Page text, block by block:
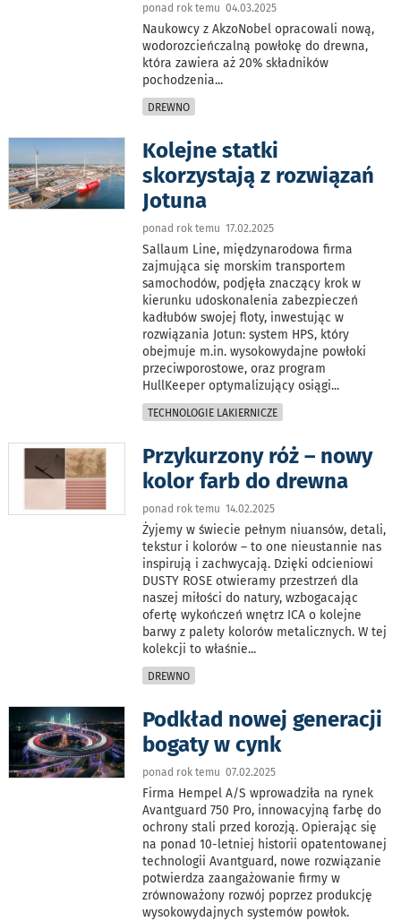
ponad rok temu 04.03.2025
Naukowcy z AkzoNobel opracowali nową,
wodorozcieńczalną powłokę do drewna,
która zawiera aż 20% składników
pochodzenia...
DREWNO
Kolejne statki
skorzystają z rozwiązań
Jotuna
ponad rok temu 17.02.2025
Sallaum Line, międzynarodowa firma
zajmująca się morskim transportem
samochodów, podjęła znaczący krok w
kierunku udoskonalenia zabezpieczeń
kadłubów swojej floty, inwestując w
rozwiązania Jotun: system HPS, który
obejmuje m.in. wysokowydajne powłoki
przeciwporostowe, oraz program
HullKeeper optymalizujący osiągi...
TECHNOLOGIE LAKIERNICZE
Przykurzony róż – nowy
kolor farb do drewna
ponad rok temu 14.02.2025
Żyjemy w świecie pełnym niuansów, detali,
tekstur i kolorów – to one nieustannie nas
inspirują i zachwycają. Dzięki odcieniowi
DUSTY ROSE otwieramy przestrzeń dla
naszej miłości do natury, wzbogacając
ofertę wykończeń wnętrz ICA o kolejne
barwy z palety kolorów metalicznych. W tej
kolekcji to właśnie...
DREWNO
Podkład nowej generacji
bogaty w cynk
ponad rok temu 07.02.2025
Firma Hempel A/S wprowadziła na rynek
Avantguard 750 Pro, innowacyjną farbę do
ochrony stali przed korozją. Opierając się
na ponad 10-letniej historii opatentowanej
technologii Avantguard, nowe rozwiązanie
potwierdza zaangażowanie firmy w
zrównoważony rozwój poprzez produkcję
wysokowydajnych systemów powłok.